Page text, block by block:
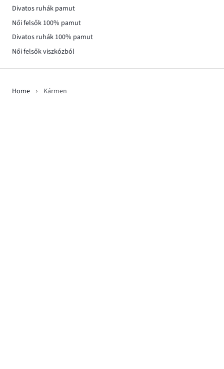
Divatos ruhák pamut
Női felsők 100% pamut
Divatos ruhák 100% pamut
Női felsők viszkózból
Home Kármen